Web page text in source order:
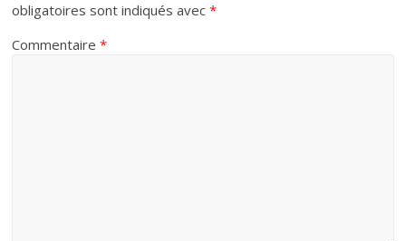
obligatoires sont indiqués avec*
Commentaire*